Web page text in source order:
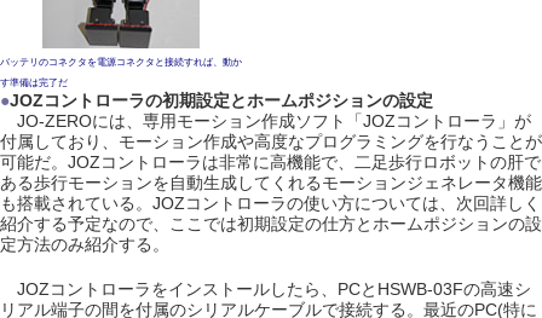
バッテリのコネクタを電源コネクタと接続すれば、動か
す準備は完了だ
●JOZコントローラの初期設定とホームポジションの設定
JO-ZEROには、専用モーション作成ソフト「JOZコントローラ」が
付属しており、モーション作成や高度なプログラミングを行なうことが
可能だ。JOZコントローラは非常に高機能で、二足歩行ロボットの肝で
ある歩行モーションを自動生成してくれるモーションジェネレータ機能
も搭載されている。JOZコントローラの使い方については、次回詳しく
紹介する予定なので、ここでは初期設定の仕方とホームポジションの設
定方法のみ紹介する。
JOZコントローラをインストールしたら、PCとHSWB-03Fの高速シ
リアル端子の間を付属のシリアルケーブルで接続する。最近のPC(特に